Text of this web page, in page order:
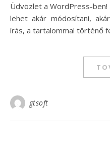
Üdvözlet a WordPress-ben! Ez az első bejegyzés, amelyet
lehet akár módosítani,
írás, a tartalommal történő
gtsoft